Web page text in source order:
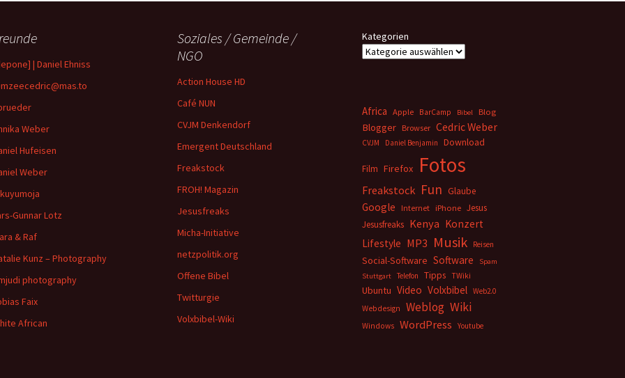
| Daniel Ehniss
Weber
Hufeisen
Weber
Gunnar Lotz
& Raf
Kunz – Photography
photography
Faix
African
Soziales / Gemeinde /
NGO
Action House HD
Café NUN
CVJM Denkendorf
Emergent Deutschland
Freakstock
FROH! Magazin
Jesusfreaks
Micha-Initiative
netzpolitik.org
Offene Bibel
Twitturgie
Volxbibel-Wiki
Kategorien
Africa Apple BarCamp Bibel Blog
Blogger Browser Cedric Weber
CVJM Daniel Benjamin Download
Film Firefox Fotos
Freakstock Fun Glaube
Google Internet iPhone Jesus
Jesusfreaks Kenya Konzert
Lifestyle MP3 Musik Reisen
Social-Software Software
Spam
Stuttgart
Telefon Tipps TWiki
Ubuntu Video Volxbibel Web2.0
Webdesign
Weblog Wiki
Windows WordPress Youtube